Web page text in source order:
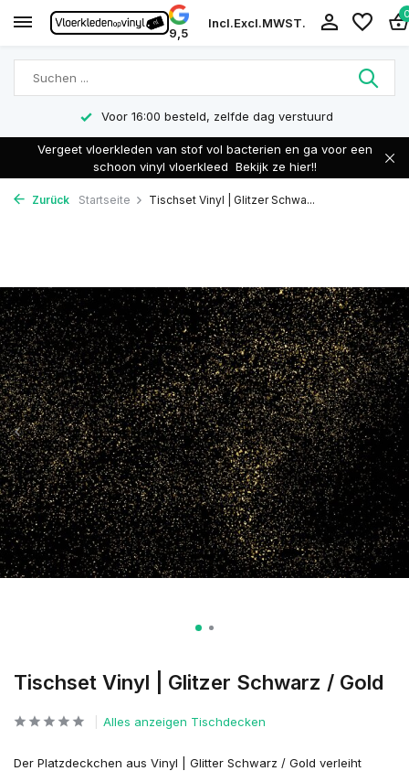
9,5
Incl.Excl.MWST.
Voor 16:00 besteld, zelfde dag verstuurd
Vergeet vloerkleden van stof vol bacterien en ga voor een
schoon vinyl vloerkleed Bekijk ze hier!!
Zurück Startseite Tischset Vinyl | Glitzer Schwa...
Tischset Vinyl | Glitzer Schwarz / Gold
Alles anzeigen Tischdecken
Der Platzdeckchen aus Vinyl | Glitter Schwarz / Gold verleiht